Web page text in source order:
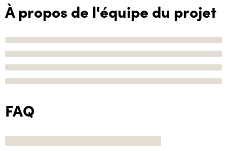
À propos de l'équipe du projet
FAQ